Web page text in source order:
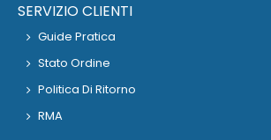
SERVIZIO CLIENTI
Guide Pratica
Stato Ordine
Politica Di Ritorno
RMA